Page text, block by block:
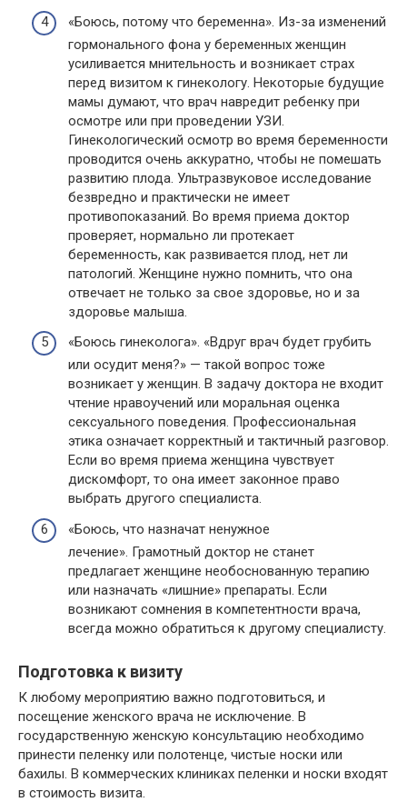
«Боюсь, потому что беременна». Из-за изменений
гормонального фона у беременных женщин
усиливается мнительность и возникает страх
перед визитом к гинекологу. Некоторые будущие
мамы думают, что врач навредит ребенку при
осмотре или при проведении УЗИ.
Гинекологический осмотр во время беременности
проводится очень аккуратно, чтобы не помешать
развитию плода. Ультразвуковое исследование
безвредно и практически не имеет
противопоказаний. Во время приема доктор
проверяет, нормально ли протекает
беременность, как развивается плод, нет ли
патологий. Женщине нужно помнить, что она
отвечает не только за свое здоровье, но и за
здоровье малыша.
«Боюсь гинеколога». «Вдруг врач будет грубить
или осудит меня?» — такой вопрос тоже
возникает у женщин. В задачу доктора не входит
чтение нравоучений или моральная оценка
сексуального поведения. Профессиональная
этика означает корректный и тактичный разговор.
Если во время приема женщина чувствует
дискомфорт, то она имеет законное право
выбрать другого специалиста.
«Боюсь, что назначат ненужное
лечение». Грамотный доктор не станет
предлагает женщине необоснованную терапию
или назначать «лишние» препараты. Если
возникают сомнения в компетентности врача,
всегда можно обратиться к другому специалисту.
Подготовка к визиту
К любому мероприятию важно подготовиться, и
посещение женского врача не исключение. В
государственную женскую консультацию необходимо
принести пеленку или полотенце, чистые носки или
бахилы. В коммерческих клиниках пеленки и носки входят
в стоимость визита.